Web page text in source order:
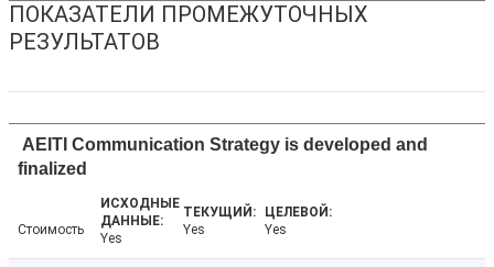
ПОКАЗАТЕЛИ ПРОМЕЖУТОЧНЫХ
РЕЗУЛЬТАТОВ
AEITI Communication Strategy is developed and
finalized
Стоимость
Yes
Yes Yes